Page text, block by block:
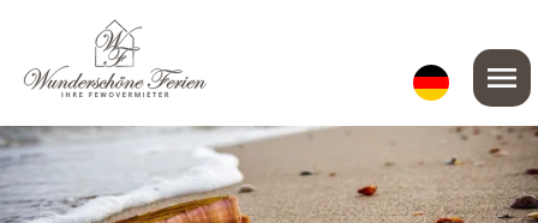
menu